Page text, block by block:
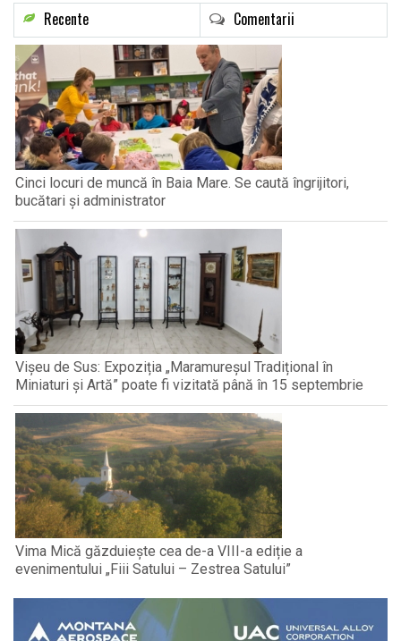
Recente Comentarii
Cinci locuri de muncă în Baia Mare. Se caută îngrijitori,
bucătari și administrator
Vișeu de Sus: Expoziția „Maramureșul Tradițional în
Miniaturi și Artă” poate fi vizitată până în 15 septembrie
Vima Mică găzduiește cea de-a VIII-a ediție a
evenimentului „Fiii Satului – Zestrea Satului”